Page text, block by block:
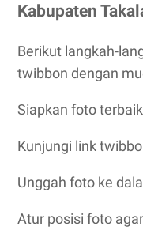
Kabupaten
Berikut langkah-
twibbon dengan
Siapkan foto
Kunjungi link
Unggah foto ke
Atur posisi foto